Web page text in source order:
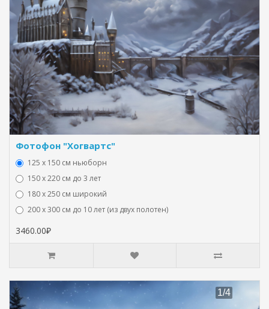
Фотофон "Хогвартс"
125 x 150 см ньюборн
150 х 220 см до 3 лет
180 х 250 см широкий
200 х 300 см до 10 лет (из двух полотен)
3460.00₽